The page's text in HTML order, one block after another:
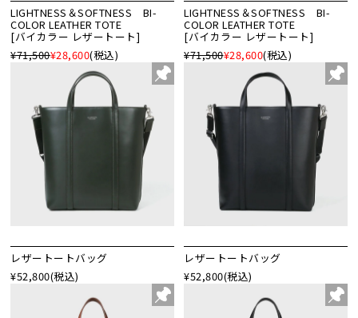
LIGHTNESS＆SOFTNESS BI-
COLOR LEATHER TOTE
[バイカラー レザートート]
¥71,500¥28,600(税込)
LIGHTNESS＆SOFTNESS BI-
COLOR LEATHER TOTE
[バイカラー レザートート]
¥71,500¥28,600(税込)
レザートートバッグ
¥52,800(税込)
レザートートバッグ
¥52,800(税込)